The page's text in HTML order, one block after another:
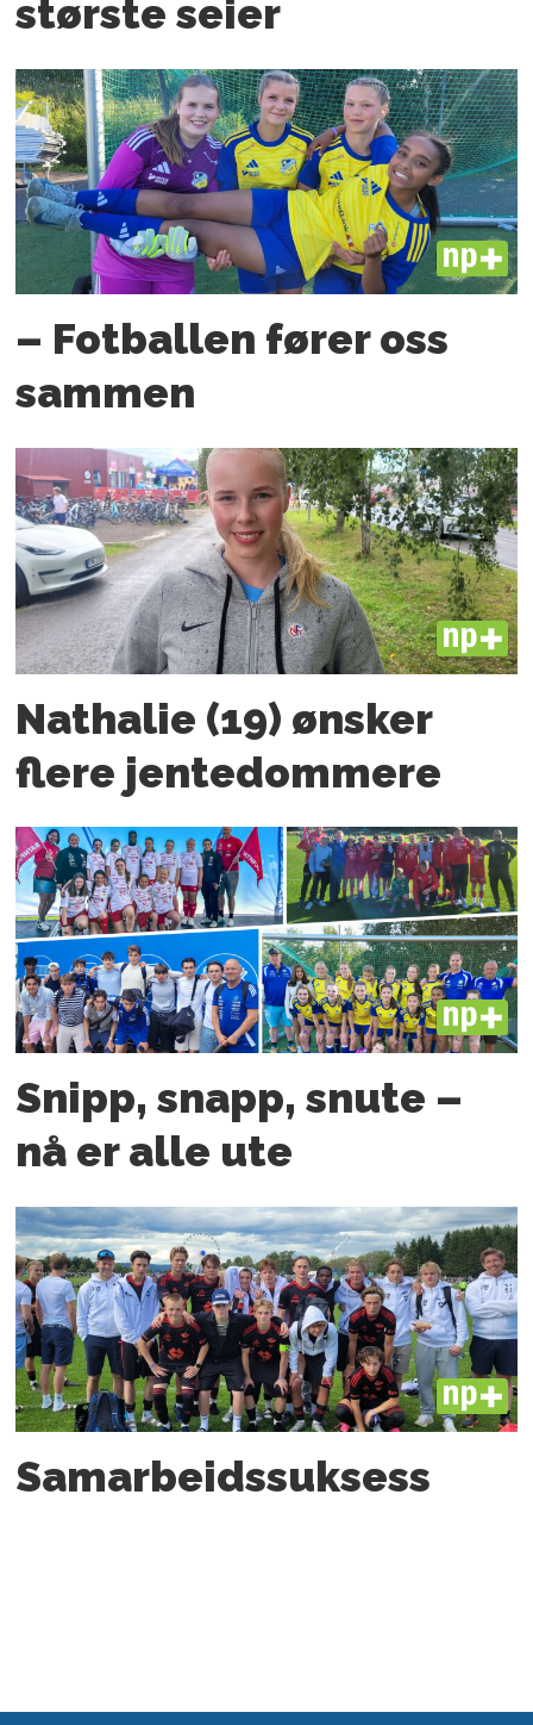
største seier
PLUS
– Fotballen fører oss
sammen
PLUS
Nathalie (19) ønsker
flere jente­­dommere
PLUS
Snipp, snapp, snute –
nå er alle ute
PLUS
Samarbeids­suksess